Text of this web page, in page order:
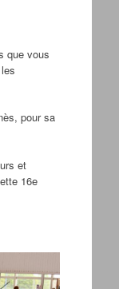
que vous
pour sa
et
16e